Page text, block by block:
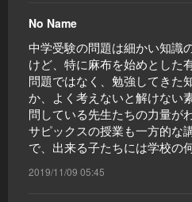
No Name
中学受験の問題は細かい知識
けど、特に麻布を始めとした
問題ではなく、勉強してきた
か、よく考えないと解けない
問している先生たちの力量が
サピックスの授業も一方的な
で、出来る子たちには学校の
2019/11/09 05:45